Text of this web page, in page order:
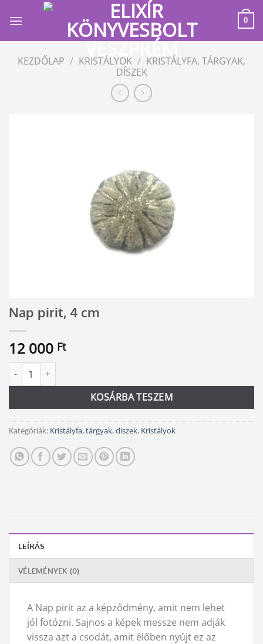
0
KEZDŐLAP / KRISTÁLYOK / KRISTÁLYFA, TÁRGYAK,
DÍSZEK
Nap pirit, 4 cm
12 000 Ft
Nap pirit, 4 cm mennyiség
KOSÁRBA TESZEM
Alternative:
Kategóriák: Kristályfa, tárgyak, díszek, Kristályok
LEÍRÁS
VÉLEMÉNYEK (0)
A Nap pirit az a képződmény, amit nem lehet
jól fotózni. Sajnos a képek messze nem adják
vissza azt a csodát, amit élőben nyújt ez az